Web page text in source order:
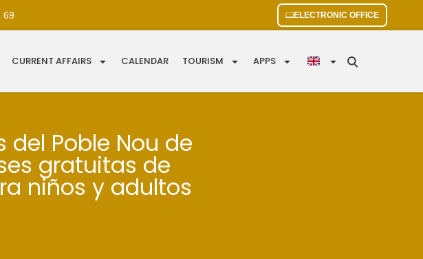
69 ELECTRONIC OFFICE
CURRENT AFFAIRS CALENDAR TOURISM APPS
del Poble Nou de
gratuitas de
niños y adultos